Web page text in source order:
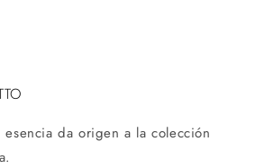
esencia da origen a la colección